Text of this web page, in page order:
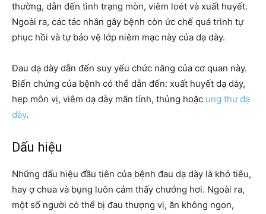
thường, dẫn đến tình trạng mòn, viêm loét và xuất huyết.
Ngoài ra, các tác nhân gây bệnh còn ức chế quá trình tự
phục hồi và tự bảo vệ lớp niêm mạc này của dạ dày.
Đau dạ dày dẫn đến suy yếu chức năng của cơ quan này.
Biến chứng của bệnh có thể dẫn đến: xuất huyết dạ dày,
hẹp môn vị, viêm dạ dày mãn tính, thủng hoặc ung thư dạ
dày.
Dấu hiệu
Những dấu hiệu đầu tiên của bệnh đau dạ dày là khó tiêu,
hay ợ chua và bụng luôn cảm thấy chướng hơi. Ngoài ra,
một số người có thể bị đau thượng vị, ăn không ngon,